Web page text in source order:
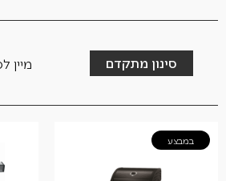
סינון מתקדם
במבצע